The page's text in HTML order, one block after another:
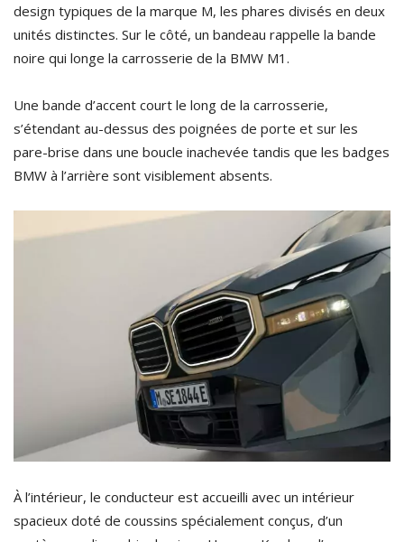
design typiques de la marque M, les phares divisés en deux
unités distinctes. Sur le côté, un bandeau rappelle la bande
noire qui longe la carrosserie de la BMW M1.
Une bande d’accent court le long de la carrosserie,
s’étendant au-dessus des poignées de porte et sur les
pare-brise dans une boucle inachevée tandis que les badges
BMW à l’arrière sont visiblement absents.
À l’intérieur, le conducteur est accueilli avec un intérieur
spacieux doté de coussins spécialement conçus, d’un